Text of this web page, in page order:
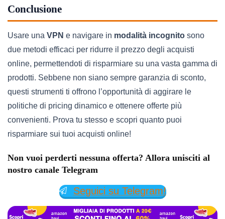
Conclusione
Usare una VPN e navigare in modalità incognito sono
due metodi efficaci per ridurre il prezzo degli acquisti
online, permettendoti di risparmiare su una vasta gamma di
prodotti. Sebbene non siano sempre garanzia di sconto,
questi strumenti ti offrono l’opportunità di aggirare le
politiche di pricing dinamico e ottenere offerte più
convenienti. Prova tu stesso e scopri quanto puoi
risparmiare sui tuoi acquisti online!
Non vuoi perderti nessuna offerta? Allora unisciti al
nostro canale Telegram
Seguici su Telegram!